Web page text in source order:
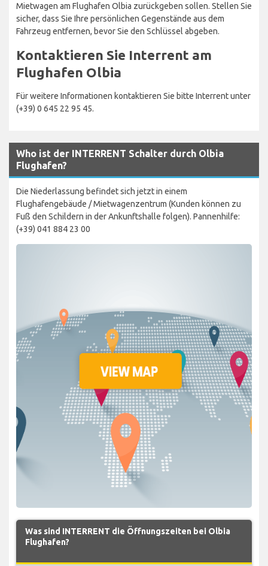
Mietwagen am Flughafen Olbia zurückgeben sollen. Stellen Sie
sicher, dass Sie Ihre persönlichen Gegenstände aus dem
Fahrzeug entfernen, bevor Sie den Schlüssel abgeben.
Kontaktieren Sie Interrent am
Flughafen Olbia
Für weitere Informationen kontaktieren Sie bitte Interrent unter
(+39) 0 645 22 95 45.
Who ist der INTERRENT Schalter durch Olbia
Flughafen?
Die Niederlassung befindet sich jetzt in einem
Flughafengebäude / Mietwagenzentrum (Kunden können zu
Fuß den Schildern in der Ankunftshalle folgen). Pannenhilfe:
(+39) 041 884 23 00
Was sind INTERRENT die Öffnungszeiten bei Olbia
Flughafen?